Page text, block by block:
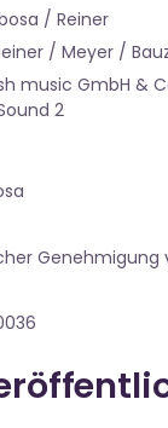
/ Reiner
/ Meyer /
music GmbH &
2
Genehmigung